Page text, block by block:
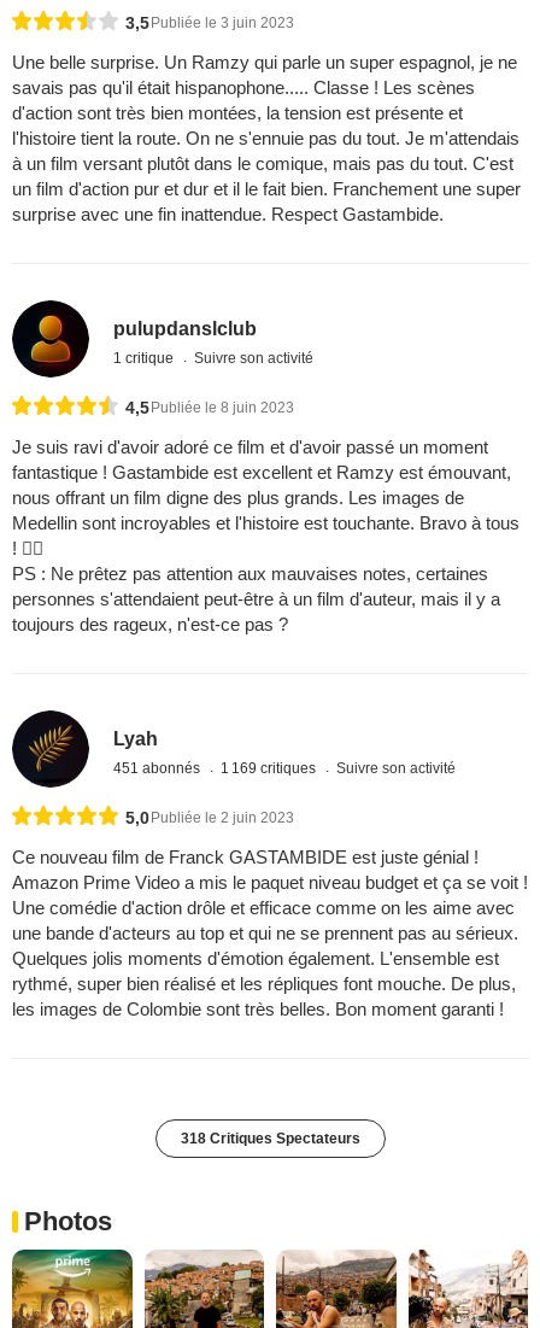
3,5Publiée le 3 juin 2023
Une belle surprise. Un Ramzy qui parle un super espagnol, je ne
savais pas qu'il était hispanophone..... Classe ! Les scènes
d'action sont très bien montées, la tension est présente et
l'histoire tient la route. On ne s'ennuie pas du tout. Je m'attendais
à un film versant plutôt dans le comique, mais pas du tout. C'est
un film d'action pur et dur et il le fait bien. Franchement une super
surprise avec une fin inattendue. Respect Gastambide.
pulupdanslclub
1 critique Suivre son activité
4,5 Publiée le 8 juin 2023
Je suis ravi d'avoir adoré ce film et d'avoir passé un moment
fantastique ! Gastambide est excellent et Ramzy est émouvant,
nous offrant un film digne des plus grands. Les images de
Medellin sont incroyables et l'histoire est touchante. Bravo à tous
! 
PS : Ne prêtez pas attention aux mauvaises notes, certaines
personnes s'attendaient peut-être à un film d'auteur, mais il y a
toujours des rageux, n'est-ce pas ?
Lyah
451 abonnés 1 169 critiques Suivre son activité
5,0 Publiée le 2 juin 2023
Ce nouveau film de Franck GASTAMBIDE est juste génial !
Amazon Prime Video a mis le paquet niveau budget et ça se voit !
Une comédie d'action drôle et efficace comme on les aime avec
une bande d'acteurs au top et qui ne se prennent pas au sérieux.
Quelques jolis moments d'émotion également. L'ensemble est
rythmé, super bien réalisé et les répliques font mouche. De plus,
les images de Colombie sont très belles. Bon moment garanti !
318 Critiques Spectateurs
Photos